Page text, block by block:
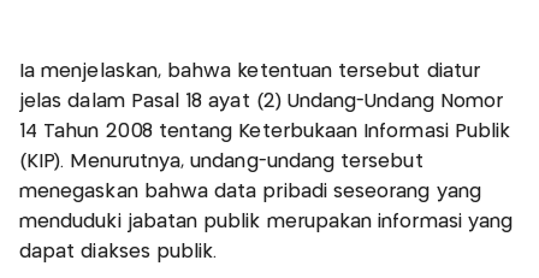
Ia menjelaskan, bahwa ketentuan tersebut diatur
jelas dalam Pasal 18 ayat (2) Undang-Undang Nomor
14 Tahun 2008 tentang Keterbukaan Informasi Publik
(KIP). Menurutnya, undang-undang tersebut
menegaskan bahwa data pribadi seseorang yang
menduduki jabatan publik merupakan informasi yang
dapat diakses publik.